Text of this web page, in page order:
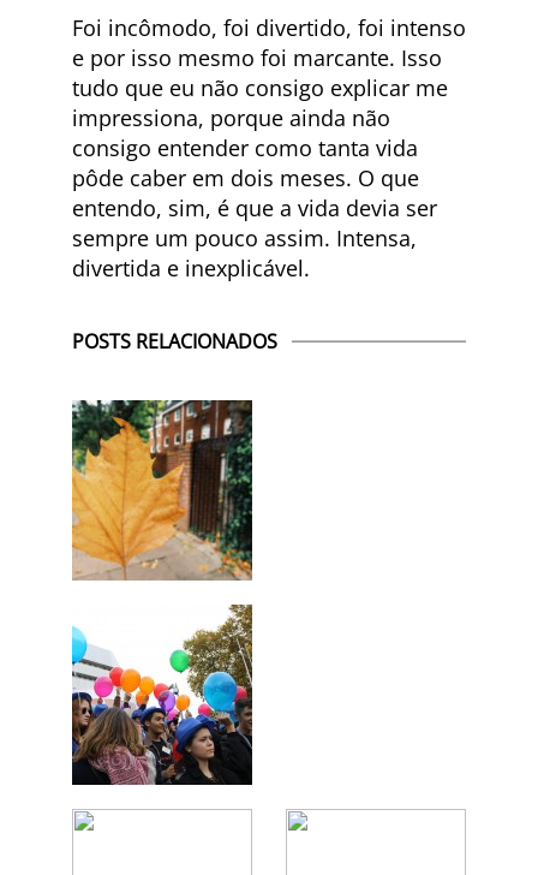
Foi incômodo, foi divertido, foi intenso
e por isso mesmo foi marcante. Isso
tudo que eu não consigo explicar me
impressiona, porque ainda não
consigo entender como tanta vida
pôde caber em dois meses. O que
entendo, sim, é que a vida devia ser
sempre um pouco assim. Intensa,
divertida e inexplicável.
POSTS RELACIONADOS